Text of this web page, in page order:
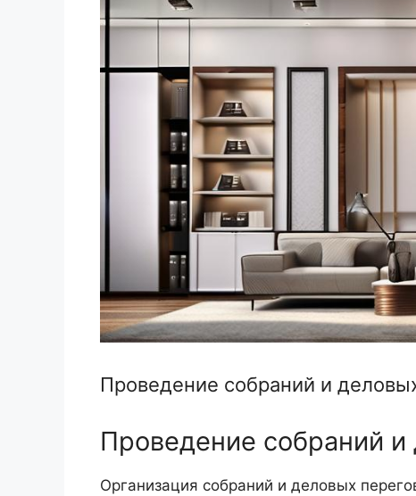
Проведение собраний и
Проведение собраний
Организация собраний и деловых